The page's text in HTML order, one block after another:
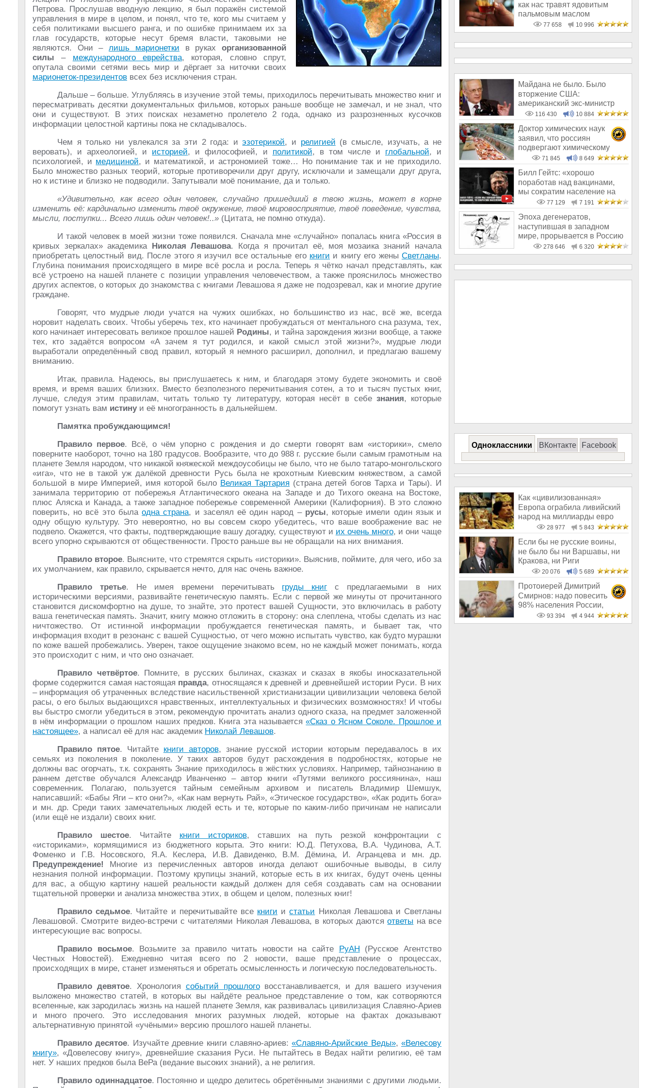
Петрова. Прослушав вводную лекцию, я был поражён системой
управления в мире в целом, и понял, что те, кого мы считаем у
себя политиками высшего ранга, и по ошибке принимаем их за
глав государств, которые несут бремя власти, таковыми не
являются. Они –лишь марионетки в рукахорганизованной
силы – международного еврейства, которая, словно спрут,
опутала своими сетями весь мир и дёргает за ниточки своих
марионеток-президентов всех без исключения стран.
Дальше – больше. Углубляясь в изучение этой темы, приходилось перечитывать множество книг и
пересматривать десятки документальных фильмов, которых раньше вообще не замечал, и не знал, что
они и существуют. В этих поисках незаметно пролетело 2 года, однако из разрозненных кусочков
информации целостной картины пока не складывалось.
Чем я только ни увлекался за эти 2 года: иэзотерикой, и религией (в смысле, изучать, а не
веровать), и археологией, и историей, и философией, и политикой, в том числе и глобальной, и
психологией, и медициной, и математикой, и астрономией тоже… Но понимание так и не приходило.
Было множество разных теорий, которые противоречили друг другу, исключали и замещали друг друга,
но к истине и близко не подводили. Запутывали моё понимание, да и только.
«Удивительно, как всего один человек, случайно пришедший в твою жизнь, может в корне
изменить её: кардинально изменить твоё окружение, твоё мировосприятие, твоё поведение, чувства,
мысли, поступки... Всего лишь один человек!..» (Цитата, не помню откуда).
И такой человек в моей жизни тоже появился. Сначала мне «случайно» попалась книга «Россия в
кривых зеркалах» академика Николая Левашова. Когда я прочитал её, моя мозаика знаний начала
приобретать целостный вид. После этого я изучил все остальные его книги и книгу его жены Светланы.
Глубина понимания происходящего в мире всё росла и росла. Теперь я чётко начал представлять, как
всё устроено на нашей планете с позиции управления человечеством, а также прояснилось множество
других аспектов, о которых до знакомства с книгами Левашова я даже не подозревал, как и многие другие
граждане.
Говорят, что мудрые люди учатся на чужих ошибках, но большинство из нас, всё же, всегда
норовит наделать своих. Чтобы уберечь тех, кто начинает пробуждаться от ментального сна разума, тех,
кого начинает интересовать великое прошлое нашей Родины, и тайна зарождения жизни вообще, а также
тех, кто задаётся вопросом «А зачем я тут родился, и какой смысл этой жизни?», мудрые люди
выработали определённый свод правил, который я немного расширил, дополнил, и предлагаю вашему
вниманию.
Итак, правила. Надеюсь, вы прислушаетесь к ним, и благодаря этому будете экономить и своё
время, и время ваших близких. Вместо безполезного перечитывания сотен, а то и тысяч пустых книг,
лучше, следуя этим правилам, читать только ту литературу, которая несёт в себе знания, которые
помогут узнать вам истинуи её многогранность в дальнейшем.
Памятка пробуждающимся!
Правило первое. Всё, о чём упорно с рождения и до смерти говорят вам «историки», смело
поверните наоборот, точно на 180 градусов. Вообразите, что до 988 г. русские были самым грамотным на
планете Земля народом, что никакой княжеской междоусобицы не было, что не было татаро-монгольского
«ига», что не в такой уж далёкой древности Русь была не крохотным Киевским княжеством, а самой
большой в мире Империей, имя которой было Великая Тартария (страна детей богов Тарха и Тары). И
занимала территорию от побережья Атлантического океана на Западе и до Тихого океана на Востоке,
плюс Аляска и Канада, а также западное побережье современной Америки (Калифорния). В это сложно
поверить, но всё это былаодна страна, и заселял её один народ – русы, которые имели один язык и
одну общую культуру. Это невероятно, но вы совсем скоро убедитесь, что ваше воображение вас не
подвело. Окажется, что факты, подтверждающие вашу догадку, существуют и их очень много, и они чаще
всего упорно скрываются от общественности. Просто раньше вы не обращали на них внимания.
Правило второе. Выясните, что стремятся скрыть «историки». Выяснив, поймите, для чего, ибо за
их умолчанием, как правило, скрывается нечто, для нас очень важное.
Правило третье. Не имея времени перечитывать груды книг с предлагаемыми в них
историческими версиями, развивайте генетическую память. Если с первой же минуты от прочитанного
становится дискомфортно на душе, то знайте, это протест вашей Сущности, это включилась в работу
ваша генетическая память. Значит, книгу можно отложить в сторону: она слеплена, чтобы сделать из нас
ничтожество. От истинной информации пробуждается генетическая память, и бывает так, что
информация входит в резонанс с вашей Сущностью, от чего можно испытать чувство, как будто мурашки
по коже вашей пробежались. Уверен, такое ощущение знакомо всем, но не каждый может понимать, когда
это происходит с ним, и что оно означает.
Правило четвёртое. Помните, в русских былинах, сказках и сказах в якобы иносказательной
форме содержится самая настоящая правда, относящаяся к древней и древнейшей истории Руси. В них
– информация об утраченных вследствие насильственной христианизации цивилизации человека белой
расы, о его былых выдающихся нравственных, интеллектуальных и физических возможностях! И чтобы
вы быстро смогли убедиться в этом, рекомендую прочитать анализ одного сказа, на предмет заложенной
в нём информации о прошлом наших предков. Книга эта называется«Сказ о Ясном Соколе. Прошлое и
настоящее», а написал её для нас академик Николай Левашов.
Правило пятое. Читайте книги авторов, знание русской истории которым передавалось в их
семьях из поколения в поколение. У таких авторов будут расхождения в подробностях, которые не
должны вас огорчать, т.к. сохранять Знание приходилось в жёстких условиях. Например, тайнознанию в
раннем детстве обучался Александр Иванченко – автор книги «Путями великого россиянина», наш
современник. Полагаю, пользуется тайным семейным архивом и писатель Владимир Шемшук,
написавший: «Бабы Яги – кто они?», «Как нам вернуть Рай», «Этическое государство», «Как родить бога»
и мн. др. Среди таких замечательных людей есть и те, которые по каким-либо причинам не написали
(или ещё не издали) своих книг.
Правило шестое. Читайте книги историков, ставших на путь резкой конфронтации с
«историками», кормящимися из бюджетного корыта. Это книги: Ю.Д. Петухова, В.А. Чудинова, А.Т.
Фоменко и Г.В. Носовского, Я.А. Кеслера, И.В. Давиденко, В.М. Дёмина, И. Агранцева и мн. др.
Предупреждение!
Многие из перечисленных авторов иногда делают ошибочные выводы, в силу
незнания полной информации. Поэтому крупицы знаний, которые есть в их книгах, будут очень ценны
для вас, а общую картину нашей реальности каждый должен для себя создавать сам на основании
тщательной проверки и анализа множества этих, в общем и целом, полезных книг!
Правило седьмое. Читайте и перечитывайте все книги истатьи Николая Левашова и Светланы
Левашовой. Смотрите видео-встречи с читателями Николая Левашова, в которых даютсяответы на все
интересующие вас вопросы.
Правило восьмое. Возьмите за правило читать новости на сайте РуАН (Русское Агентство
Честных Новостей). Ежедневно читая всего по 2 новости, ваше представление о процессах,
происходящих в мире, станет изменяться и обретать осмысленность и логическую последовательность.
Правило девятое. Хронология событий прошлоговосстанавливается, и для вашего изучения
выложено множество статей, в которых вы найдёте реальное представление о том, как сотворяются
вселенные, как зародилась жизнь на нашей планете Земля, как развивалась цивилизация Славяно-Ариев
и много прочего. Это исследования многих разумных людей, которые на фактах доказывают
альтернативную принятой «учёными» версию прошлого нашей планеты.
Правило десятое. Изучайте древние книги славяно-ариев:«Славяно-Арийские Веды», «Велесову
книгу», «Довелесову книгу», древнейшие сказания Руси. Не пытайтесь в Ведах найти религию, её там
нет. У наших предков была ВеРа (ведание высоких знаний), а не религия.
Правило одиннадцатое. Постоянно и щедро делитесь обретёнными знаниями с другими людьми.
как нас травят ядовитым
пальмовым маслом
77 658 10 996
Майдана не было. Было
вторжение США:
американский экс-министр
написал открытое пись
116 430 10 884
Доктор химических наук
заявил, что россиян
подвергают химическому
геноциду71 845 8 649
Билл Гейтс: «хорошо
поработав над вакцинами,
мы сократим население на
10-15%»77 129 7 191
Эпоха дегенератов,
наступившая в западном
мире, прорывается в Россию
278 646 6 320
Одноклассники ВКонтакте Facebook
Как «цивилизованная»
Европа ограбила ливийский
народ на миллиарды евро
28 977 5 843
Если бы не русские воины,
не было бы ни Варшавы, ни
Кракова, ни Риги
20 076 5 689
Протоиерей Димитрий
Смирнов: надо повесить
98% населения России,
чтобы восторжество
93 394 4 944